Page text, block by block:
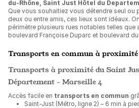
du-Rhône, Saint Just Hôtel du
Que vous souhaitiez vous détendre seul ou
deux ou entre amis, ces lieux sont idéaux.
périmètre plusieurs rues notables telles que
boulevard Françoise Duparc et boulevard
Transports en commun à
Transports à proximité du Saint
Département - Marseille 4
Accès facile en transports en commun
Saint-Just (Métro, ligne 2) – 6 min à